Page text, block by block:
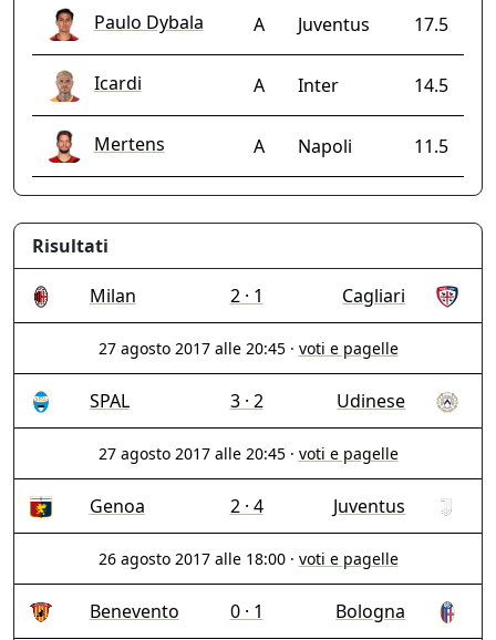
Paulo Dybala A Juventus 17.5
Icardi A Inter 14.5
Mertens A Napoli 11.5
Risultati
Milan 2 · 1 Cagliari
27 agosto 2017 alle 20:45 · voti e pagelle
SPAL 3 · 2 Udinese
27 agosto 2017 alle 20:45 · voti e pagelle
Genoa 2 · 4 Juventus
26 agosto 2017 alle 18:00 · voti e pagelle
Benevento 0 · 1 Bologna